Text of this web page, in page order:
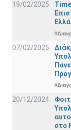
19/02/2025
07/02/2025
20/12/2024
στο